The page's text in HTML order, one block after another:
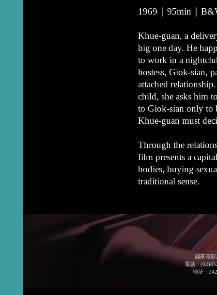
1969 ∣ 95min ∣
Khue-guan, a
big one day. He
to work in a
hostess, Giok-sian,
attached
child, she asks him
to Giok-sian only to
Khue-guan must
Through the
film presents a
bodies, buying
traditional sense.
國家電
電話：
地址：